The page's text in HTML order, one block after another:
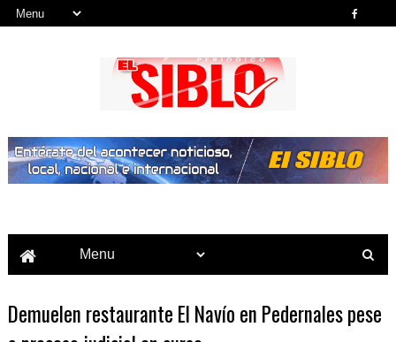
Demuelen restaurante El Navío en Pedernales pese